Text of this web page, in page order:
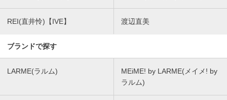
REI(直井怜)【IVE】 渡辺直美
ブランドで探す
LARME(ラルム)
MEiME! by LARME(メイメ! by
ラルム)